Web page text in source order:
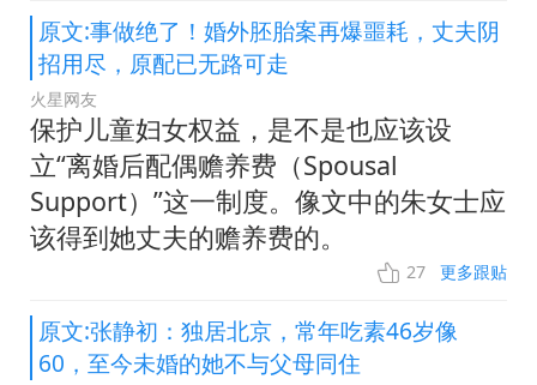
原文:事做绝了！婚外胚胎案再爆噩耗，丈夫阴
招用尽，原配已无路可走
火星网友
保护儿童妇女权益，是不是也应该设
立“离婚后配偶赡养费（Spousal
Support）”这一制度。像文中的朱女士应
该得到她丈夫的赡养费的。
27 更多跟贴
原文:张静初：独居北京，常年吃素46岁像
60，至今未婚的她不与父母同住